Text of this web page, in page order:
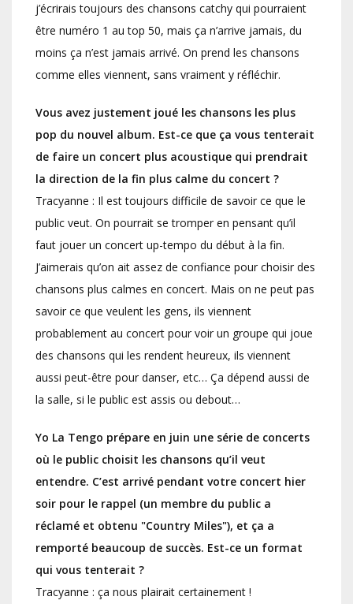
j’écrirais toujours des chansons catchy qui pourraient
être numéro 1 au top 50, mais ça n’arrive jamais, du
moins ça n’est jamais arrivé. On prend les chansons
comme elles viennent, sans vraiment y réfléchir.
Vous avez justement joué les chansons les plus
pop du nouvel album. Est-ce que ça vous tenterait
de faire un concert plus acoustique qui prendrait
la direction de la fin plus calme du concert ?
Tracyanne : Il est toujours difficile de savoir ce que le
public veut. On pourrait se tromper en pensant qu’il
faut jouer un concert up-tempo du début à la fin.
J’aimerais qu’on ait assez de confiance pour choisir des
chansons plus calmes en concert. Mais on ne peut pas
savoir ce que veulent les gens, ils viennent
probablement au concert pour voir un groupe qui joue
des chansons qui les rendent heureux, ils viennent
aussi peut-être pour danser, etc… Ça dépend aussi de
la salle, si le public est assis ou debout…
Yo La Tengo prépare en juin une série de concerts
où le public choisit les chansons qu’il veut
entendre. C’est arrivé pendant votre concert hier
soir pour le rappel (un membre du public a
réclamé et obtenu "Country Miles"), et ça a
remporté beaucoup de succès. Est-ce un format
qui vous tenterait ?
Tracyanne : ça nous plairait certainement !